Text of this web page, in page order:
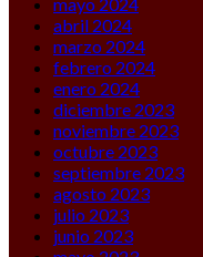
abril 2024
marzo 2024
febrero 2024
enero 2024
diciembre 2023
noviembre 2023
octubre 2023
septiembre 2023
agosto 2023
julio 2023
junio 2023